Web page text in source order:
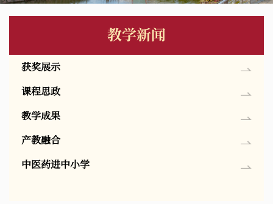
教学新闻
获奖展示
课程思政
教学成果
产教融合
中医药进中小学